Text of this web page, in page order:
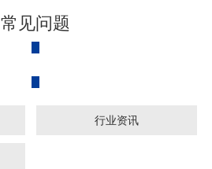
常见问题
行业资讯